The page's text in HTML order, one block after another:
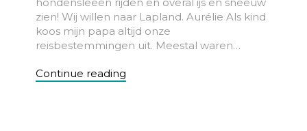
zien! Wij willen naar Lapland. Aurélie Als kind
koos mijn papa altijd onze
reisbestemmingen uit. Meestal waren…
Continue reading